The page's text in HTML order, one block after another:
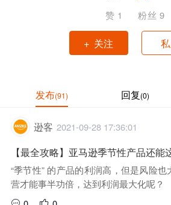
赞 1 粉丝 9
+ 关注
发布(91) 回复(0)
逊客 2021-09-28 17:36:01
【最全攻略】亚马逊季节性产品还能
“季节性” 的产品的利润高，但是风险
营才能事半功倍，达到利润最大化呢？